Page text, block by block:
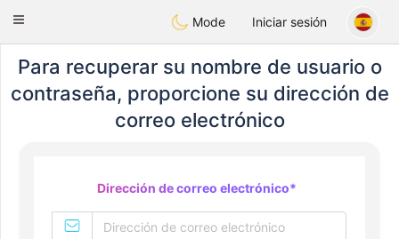
Tunisia Dating
Toggle
Mode Iniciar sesión
Para recuperar su nombre de usuario o
contraseña, proporcione su dirección de
correo electrónico
Dirección de correo electrónico*